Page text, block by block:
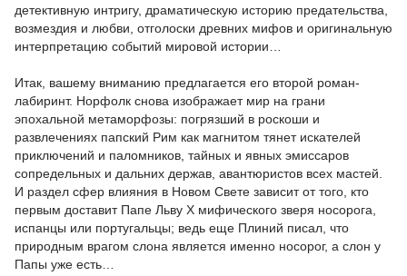
детективную интригу, драматическую историю предательства,
возмездия и любви, отголоски древних мифов и оригинальную
интерпретацию событий мировой истории…
Итак, вашему вниманию предлагается его второй роман-
лабиринт. Норфолк снова изображает мир на грани
эпохальной метаморфозы: погрязший в роскоши и
развлечениях папский Рим как магнитом тянет искателей
приключений и паломников, тайных и явных эмиссаров
сопредельных и дальних держав, авантюристов всех мастей.
И раздел сфер влияния в Новом Свете зависит от того, кто
первым доставит Папе Льву X мифического зверя носорога,
испанцы или португальцы; ведь еще Плиний писал, что
природным врагом слона является именно носорог, а слон у
Папы уже есть…